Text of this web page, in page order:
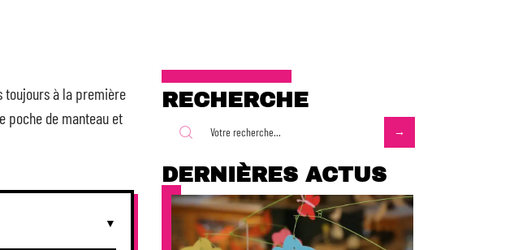
toujours à la première
poche de manteau et
RECHERCHE
DERNIÈRES ACTUS